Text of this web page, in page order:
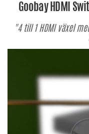
Goobay HDMI
"4 till 1 HDMI växel